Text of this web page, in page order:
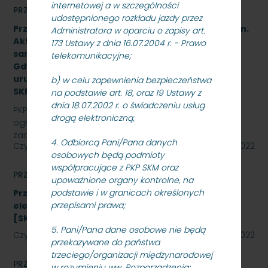
internetowej a w szczególności
udostępnionego rozkładu jazdy przez
Administratora w oparciu o zapisy art.
173 Ustawy z dnia 16.07.2004 r. - Prawo
telekomunikacyjne;
b) w celu zapewnienia bezpieczeństwa
na podstawie art. 18, oraz 19 Ustawy z
dnia 18.07.2002 r. o świadczeniu usług
drogą elektroniczną;
4. Odbiorcą Pani/Pana danych
osobowych będą podmioty
współpracujące z PKP SKM oraz
upoważnione organy kontrolne, na
podstawie i w granicach określonych
przepisami prawa;
5. Pani/Pana dane osobowe nie będą
przekazywane do państwa
trzeciego/organizacji międzynarodowej
PRZETARGI
Przetarg nieograniczony na wykonanie zadania pn.
Aktualizacja dokumentacji projektowej i budowa
samoczynnej blokady liniowej na odcinku Sopot –
Gdynia Orłowo wraz z wdrożeniem, rozruchem i
uruchomieniem urządzeń i systemów -
SKMMU.086.38.22.
PKP SZYBKA KOLEJ MIEJSKA W TRÓJMIEŚCIE Sp. z o.o.
ogłasza przetarg nieograniczony na wykonanie
zadania pn. Aktualizacja dokumentacji projektowej i…
Czytaj dalej
08 listopada 2022
PRZETARGI
Przetarg nieograniczony na zakup energii
elektrycznej nietrakcyjnej na rok 2023
[SKMMU.086.59.22]
Czytaj dalej
27 października 2022
PRZETARGI